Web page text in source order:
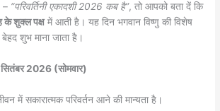
– “परिवर्तिनी एकादशी 2026 कब है”, तो आपको बता दें कि
के शुक्ल पक्षमें आती है। यह दिन भगवान विष्णु की विशेष
शुभ माना जाता है।
2026 (सोमवार)
में सकारात्मक परिवर्तन आने की मान्यता है।